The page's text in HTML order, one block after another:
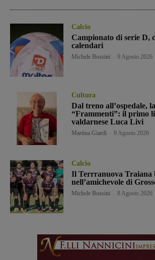
Calcio
Campionato di serie D,
calendari
Michele Bossini 9 Agosto 2026
Cultura
Dal treno all’ospedale,
“Frammenti”: il primo
valdarnese Luca Livi
Martina Giardi 9 Agosto 2026
Calcio
Il Terrranuova Traiana
nell’amichevole di
Michele Bossini 8 Agosto 2026